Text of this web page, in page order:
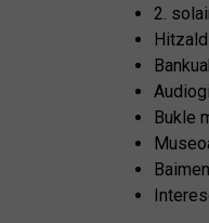
2.
Bukle